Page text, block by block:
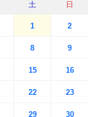
土 日
1 2
8 9
15 16
22 23
29 30